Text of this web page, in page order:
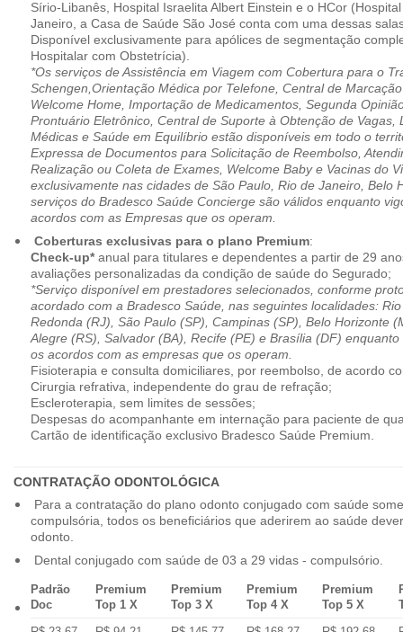
Sírio-Libanês, Hospital Israelita Albert Einstein e o HCor
Janeiro, a Casa de Saúde São José conta com uma dessas
Disponível exclusivamente para apólices de segmentação
Hospitalar com Obstetrícia).
*Os serviços de Assistência em Viagem com Cobertura para o
Schengen,Orientação Médica por Telefone, Central de
Welcome Home, Importação de Medicamentos, Segunda
Prontuário Eletrônico, Central de Suporte à Obtenção de Vagas,
Médicas e Saúde em Equilíbrio estão disponíveis em todo o
Expressa de Documentos para Solicitação de Reembolso,
Realização ou Coleta de Exames, Welcome Baby e Vacinas do
exclusivamente nas cidades de São Paulo, Rio de Janeiro, Belo
serviços do Bradesco Saúde Concierge são válidos enquanto
acordos com as Empresas que os operam.
Coberturas exclusivas para o plano Premium:
Check-up*anual para titulares e dependentes a partir de 29
avaliações personalizadas da condição de saúde do Segurado;
*Serviço disponível em prestadores selecionados, conforme
acordado com a Bradesco Saúde, nas seguintes localidades:
Redonda (RJ), São Paulo (SP), Campinas (SP), Belo Horizonte
Alegre (RS), Salvador (BA), Recife (PE) e Brasília (DF)
os acordos com as empresas que os operam.
Fisioterapia e consulta domiciliares, por reembolso, de acordo
Cirurgia refrativa, independente do grau de refração;
Escleroterapia, sem limites de sessões;
Despesas do acompanhante em internação para paciente de
Cartão de identificação exclusivo Bradesco Saúde Premium.
CONTRATAÇÃO ODONTOLÓGICA
Para a contratação do plano odonto conjugado com saúde
compulsória, todos os beneficiários que aderirem ao saúde
odonto.
Dental conjugado com saúde de 03 a 29 vidas - compulsório.
Padrão
Doc
Premium
Top 1 X
Premium
Top 3 X
Premium
Top 4 X
Premium
Top 5 X